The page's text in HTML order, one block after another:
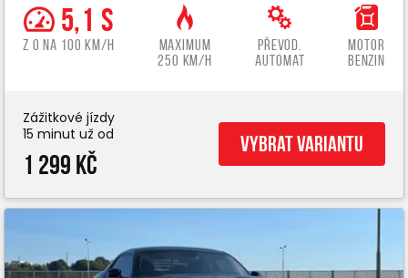
5,1 s
z 0 na 100 km/h
Maximum
250 km/h
Převod.
automat
Motor
benzin
Zážitkové jízdy
15 minut už od
1 299 Kč
Vybrat variantu